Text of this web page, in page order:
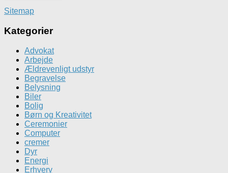
iSitemap
Kategorier
Advokat
Arbejde
Ældrevenligt udstyr
Begravelse
Belysning
Biler
Bolig
Børn og Kreativitet
Ceremonier
Computer
cremer
Dyr
Energi
Erhverv